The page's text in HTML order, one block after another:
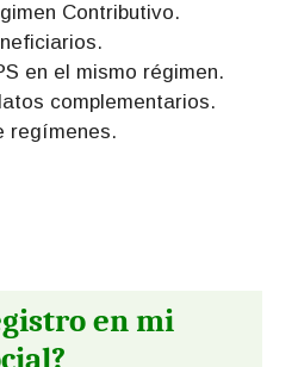
Contributivo.
en el mismo régimen.
complementarios.
regímenes.
en mi